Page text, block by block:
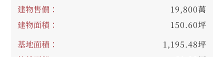
建物售價：
19,800萬
建物面積：
150.60坪
基地面積：
1,195.48坪